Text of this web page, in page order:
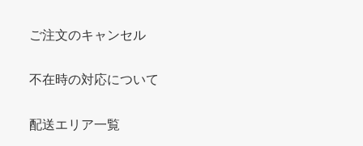
ご注文のキャンセル
不在時の対応について
配送エリア一覧